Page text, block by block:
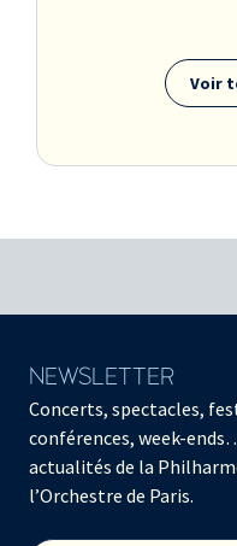
Voir
NEWSLETTER
Concerts, spectacles,
conférences, week-
actualités de la
l’Orchestre de Paris.